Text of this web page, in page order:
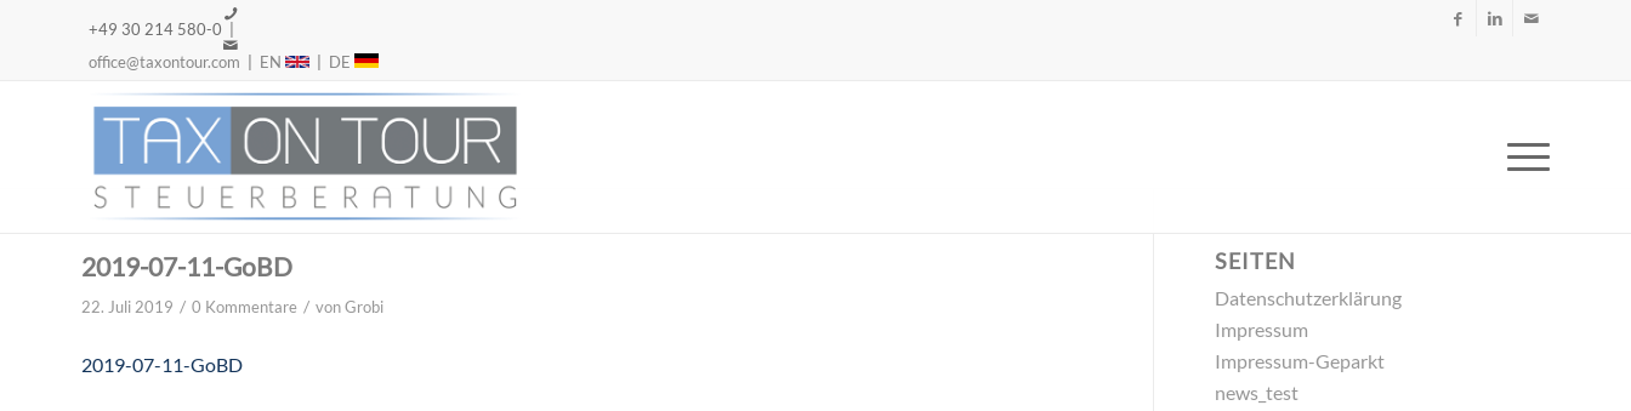
+49 30 214 580-0 |
office@taxontour.com
EN DE
2019-07-11-GoBD
22. Juli 2019 / 0 Kommentare / vonGrobi
2019-07-11-GoBD
SEITEN
Datenschutzerklärung
Impressum
Impressum-Geparkt
news_test